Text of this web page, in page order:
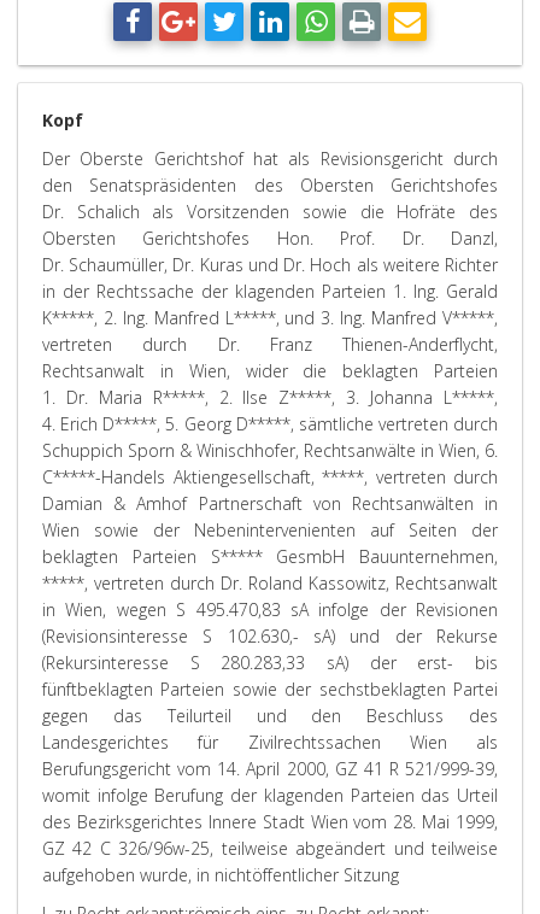
Kopf
Der Oberste Gerichtshof hat als Revisionsgericht durch
den Senatspräsidenten des Obersten Gerichtshofes
Dr. Schalich als Vorsitzenden sowie die Hofräte des
Obersten Gerichtshofes Hon. Prof. Dr. Danzl,
Dr. Schaumüller, Dr. Kuras und Dr. Hoch als weitere Richter
in der Rechtssache der klagenden Parteien 1. Ing. Gerald
K*****, 2. Ing. Manfred L*****, und 3. Ing. Manfred V*****,
vertreten durch Dr. Franz Thienen-Anderflycht,
Rechtsanwalt in Wien, wider die beklagten Parteien
1. Dr. Maria R*****, 2. Ilse Z*****, 3. Johanna L*****,
4. Erich D*****, 5. Georg D*****, sämtliche vertreten durch
Schuppich Sporn & Winischhofer, Rechtsanwälte in Wien, 6.
C*****-Handels Aktiengesellschaft, *****, vertreten durch
Damian & Amhof Partnerschaft von Rechtsanwälten in
Wien sowie der Nebenintervenienten auf Seiten der
beklagten Parteien S***** GesmbH Bauunternehmen,
*****, vertreten durch Dr. Roland Kassowitz, Rechtsanwalt
in Wien, wegen S 495.470,83 sA infolge der Revisionen
(Revisionsinteresse S 102.630,- sA) und der Rekurse
(Rekursinteresse S 280.283,33 sA) der erst- bis
fünftbeklagten Parteien sowie der sechstbeklagten Partei
gegen das Teilurteil und den Beschluss des
Landesgerichtes für Zivilrechtssachen Wien als
Berufungsgericht vom 14. April 2000, GZ 41 R 521/999-39,
womit infolge Berufung der klagenden Parteien das Urteil
des Bezirksgerichtes Innere Stadt Wien vom 28. Mai 1999,
GZ 42 C 326/96w-25, teilweise abgeändert und teilweise
aufgehoben wurde, in nichtöffentlicher Sitzung